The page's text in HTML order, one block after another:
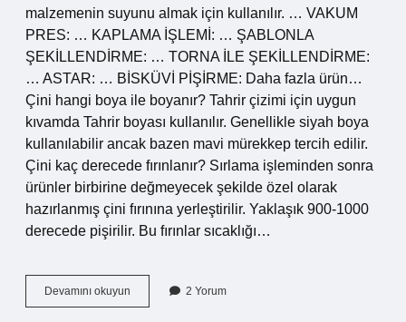
malzemenin suyunu almak için kullanılır. … VAKUM
PRES: … KAPLAMA İŞLEMİ: … ŞABLONLA
ŞEKİLLENDİRME: … TORNA İLE ŞEKİLLENDİRME:
… ASTAR: … BİSKÜVİ PİŞİRME: Daha fazla ürün…
Çini hangi boya ile boyanır? Tahrir çizimi için uygun
kıvamda Tahrir boyası kullanılır. Genellikle siyah boya
kullanılabilir ancak bazen mavi mürekkep tercih edilir.
Çini kaç derecede fırınlanır? Sırlama işleminden sonra
ürünler birbirine değmeyecek şekilde özel olarak
hazırlanmış çini fırınına yerleştirilir. Yaklaşık 900-1000
derecede pişirilir. Bu fırınlar sıcaklığı…
Devamını okuyun
Boyandıktan
2 Yorum